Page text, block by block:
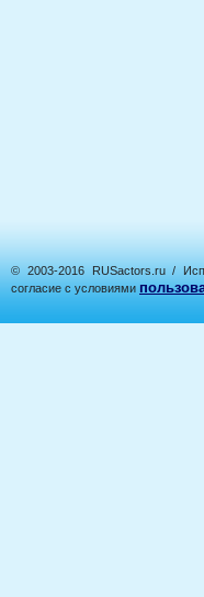
© 2003-2016 RUSactors.ru /
согласие с условиями